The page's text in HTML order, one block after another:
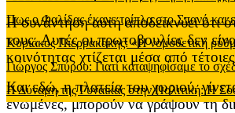
Πως ο Φαλίδας έκανε τρίπλα στο Σπανό και
Κυριάκος Πιερρακάκης: «Η νομοθετική
Γιώργος Σπύρου: Γιατί καταψηφίσαμε το
Η Δύναμη της Γυναίκας στην Πολιτική: Η
Η συνάντηση αυτή αποδεικνύει ότι
τους. Αυτές οι πρωτοβουλίες δεν
κοινότητας χτίζεται μέσα από
Και εδώ, η πλατεία του χωριού,
ενωμένες, μπορούν να γράψουν τη